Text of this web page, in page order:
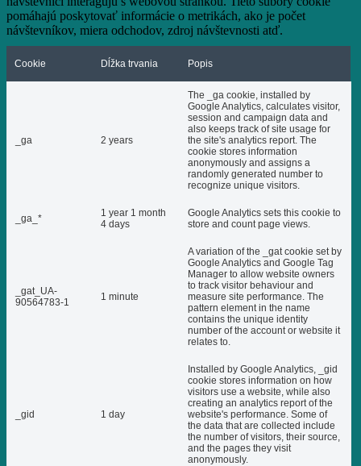
pomáhajú poskytovať informácie o metrikách, ako je počet
návštevníkov, miera odchodov, zdroj návštevnosti atď.
Cookie Dĺžka trvania Popis
_ga 2 years
The _ga cookie, installed by
Google Analytics, calculates visitor,
session and campaign data and
also keeps track of site usage for
the site's analytics report. The
cookie stores information
anonymously and assigns a
randomly generated number to
recognize unique visitors.
_ga_*
1 year 1 month
4 days
Google Analytics sets this cookie to
store and count page views.
_gat_UA-
90564783-1
1 minute
A variation of the _gat cookie set by
Google Analytics and Google Tag
Manager to allow website owners
to track visitor behaviour and
measure site performance. The
pattern element in the name
contains the unique identity
number of the account or website it
relates to.
_gid 1 day
Installed by Google Analytics, _gid
cookie stores information on how
visitors use a website, while also
creating an analytics report of the
website's performance. Some of
the data that are collected include
the number of visitors, their source,
and the pages they visit
anonymously.